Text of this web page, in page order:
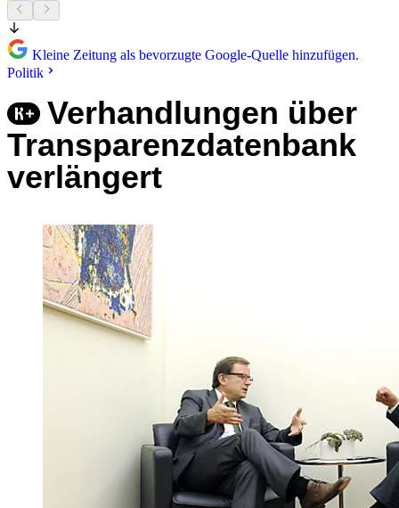
Kleine Zeitung als bevorzugte Google-Quelle hinzufügen.
Politik
Verhandlungen über
Transparenzdatenbank
verlängert